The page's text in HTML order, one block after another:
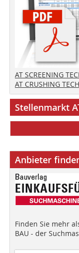
AT SCREENING
AT CRUSHING
Stellenmarkt
Anbieter
Finden Sie mehr
BAU - der